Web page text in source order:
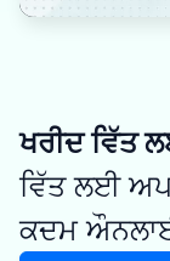
ਖਰੀਦ ਵਿੱਤ
ਵਿੱਤ ਲਈ
ਕਦਮ